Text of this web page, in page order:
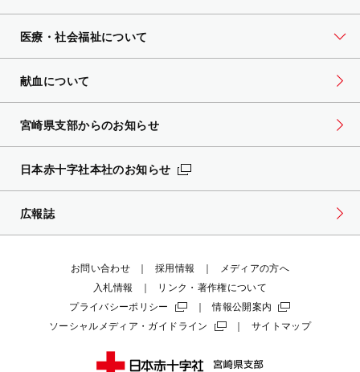
医療・社会福祉について
献血について
宮崎県支部からのお知らせ
日本赤十字社本社のお知らせ
広報誌
お問い合わせ 採用情報
メディアの方へ
入札情報
リンク・著作権について
プライバシーポリシー
情報公開案内
ソーシャルメディア・ガイドライン
サイトマップ